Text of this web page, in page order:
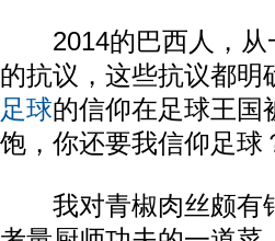
2014的巴西人，从
的抗议，这些抗议都明
足球的信仰在足球王
饱，你还要我信仰足球
我对青椒肉丝颇有